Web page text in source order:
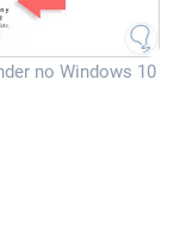
no Windows 10